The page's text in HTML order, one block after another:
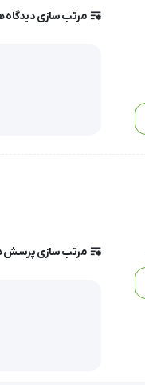
ماسک ونتوری نیز
بیمار لازم باشد.
یک وسیله پزشکی برای
مرتب سازی دیدگاه
مرتب سازی پرسش